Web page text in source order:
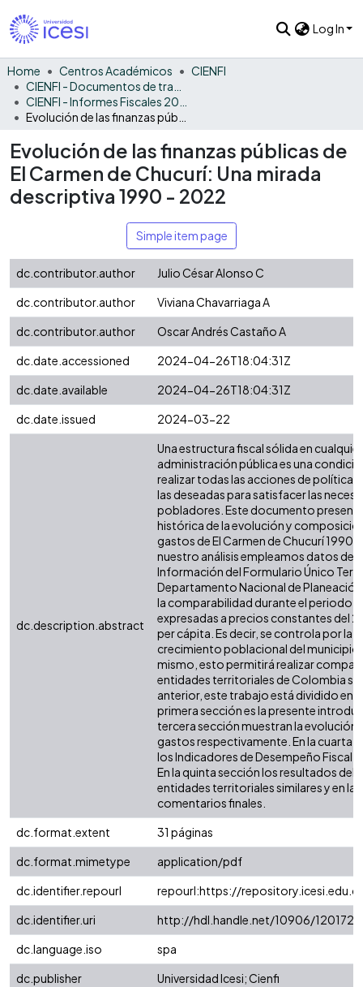
Log In
Home Centros Académicos
CIENFI
Evolución de las finanzas públicas de
El Carmen de Chucurí: Una mirada
descriptiva 1990 - 2022
Simple item page
dc.contributor.author
Julio César Alonso C
dc.contributor.author
Viviana Chavarriaga A
dc.contributor.author
Oscar Andrés Castaño A
dc.date.accessioned
2024-04-26T18:04:31Z
dc.date.available
2024-04-26T18:04:31Z
dc.date.issued
2024-03-22
dc.description.abstract
Una estructura fiscal sólida en cualquier
administración pública es una
realizar todas las acciones de política
las deseadas para satisfacer las
pobladores. Este documento
histórica de la evolución y
gastos de El Carmen de Chucurí 1990
nuestro análisis empleamos datos del
Información del Formulario Único
Departamento Nacional de Planeación
la comparabilidad durante el periodo,
expresadas a precios constantes del
per cápita. Es decir, se controla por la
crecimiento poblacional del municipio
mismo, esto permitirá realizar
entidades territoriales de Colombia
anterior, este trabajo está dividido en
primera sección es la presente
tercera sección muestran la evolución
gastos respectivamente. En la cuarta
los Indicadores de Desempeño Fiscal
En la quinta sección los resultados del
entidades territoriales similares y en la
comentarios finales.
dc.format.extent
31 páginas
dc.format.mimetype
application/pdf
dc.identifier.repourl
repourl:https://
dc.identifier.uri
http://hdl.handle.net/10906/120172
dc.language.iso
spa
dc.publisher
Universidad Icesi; Cienfi